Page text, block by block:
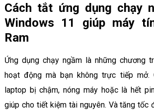
Cách tắt ứng dụng chạy
Windows 11 giúp máy
Ram
Ứng dụng chạy ngầm là những chương
hoạt động mà bạn không trực tiếp mở.
laptop bị chậm, nóng máy hoặc là hết
giúp cho tiết kiệm tài nguyên. Và tăng tốc